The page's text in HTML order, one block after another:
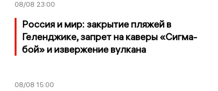
08/08 23:00
Россия и мир: закрытие пляжей в
Геленджике, запрет на каверы «Сигма-
бой» и извержение вулкана
08/08 15:00